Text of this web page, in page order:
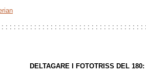
: : : : : : : : : : : : : : : : : : : : : : : : : : : : : : : : : : :
DELTAGARE I FOTOTRISS DEL